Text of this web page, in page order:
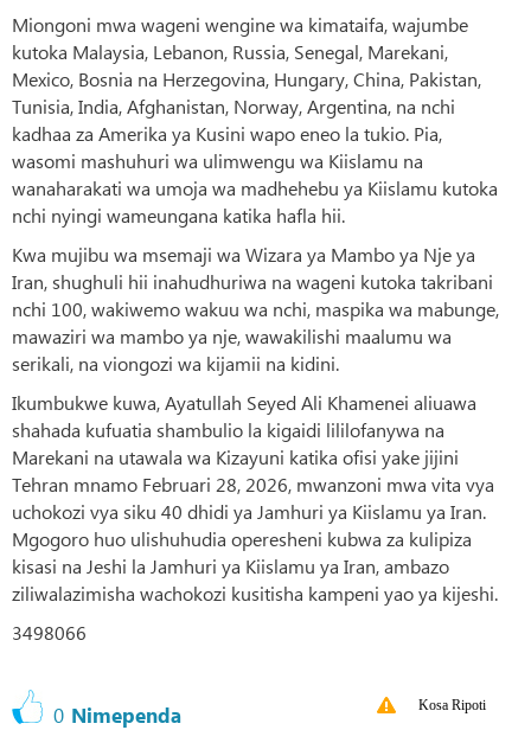
Miongoni mwa wageni wengine wa kimataifa, wajumbe
kutoka Malaysia, Lebanon, Russia, Senegal, Marekani,
Mexico, Bosnia na Herzegovina, Hungary, China, Pakistan,
Tunisia, India, Afghanistan, Norway, Argentina, na nchi
kadhaa za Amerika ya Kusini wapo eneo la tukio. Pia,
wasomi mashuhuri wa ulimwengu wa Kiislamu na
wanaharakati wa umoja wa madhehebu ya Kiislamu kutoka
nchi nyingi wameungana katika hafla hii.
Kwa mujibu wa msemaji wa Wizara ya Mambo ya Nje ya
Iran, shughuli hii inahudhuriwa na wageni kutoka takribani
nchi 100, wakiwemo wakuu wa nchi, maspika wa mabunge,
mawaziri wa mambo ya nje, wawakilishi maalumu wa
serikali, na viongozi wa kijamii na kidini.
Ikumbukwe kuwa, Ayatullah Seyed Ali Khamenei aliuawa
shahada kufuatia shambulio la kigaidi lililofanywa na
Marekani na utawala wa Kizayuni katika ofisi yake jijini
Tehran mnamo Februari 28, 2026, mwanzoni mwa vita vya
uchokozi vya siku 40 dhidi ya Jamhuri ya Kiislamu ya Iran.
Mgogoro huo ulishuhudia operesheni kubwa za kulipiza
kisasi na Jeshi la Jamhuri ya Kiislamu ya Iran, ambazo
ziliwalazimisha wachokozi kusitisha kampeni yao ya kijeshi.
3498066
0 Nimependa Kosa Ripoti